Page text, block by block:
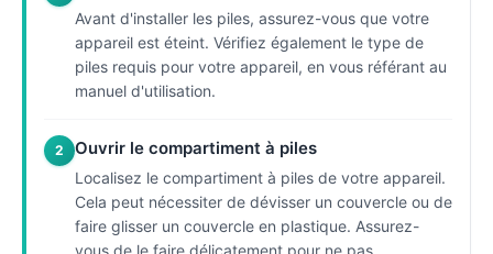
Avant d'installer les piles, assurez-vous que votre
appareil est éteint. Vérifiez également le type de
piles requis pour votre appareil, en vous référant au
manuel d'utilisation.
2 Ouvrir le compartiment à piles
Localisez le compartiment à piles de votre appareil.
Cela peut nécessiter de dévisser un couvercle ou de
faire glisser un couvercle en plastique. Assurez-
vous de le faire délicatement pour ne pas